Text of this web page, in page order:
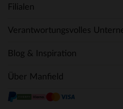
Filialen
Verantwortungsvolles
Blog & Inspiration
Über Manfield